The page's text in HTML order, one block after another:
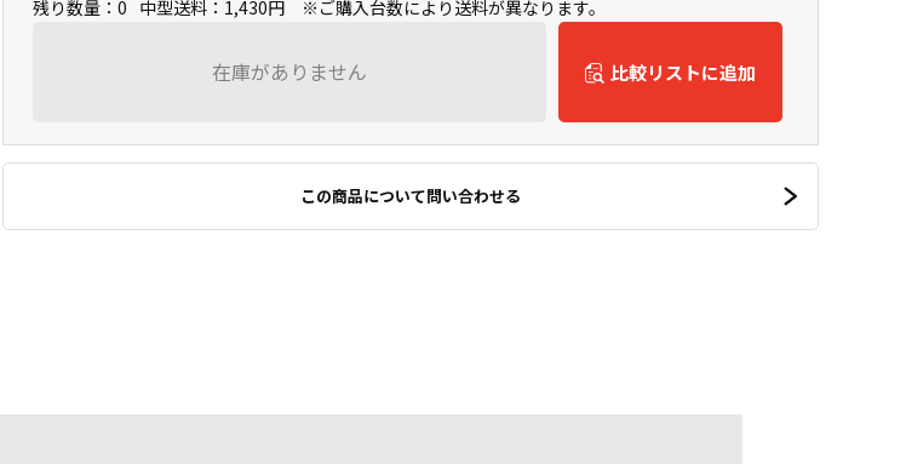
残り数量：0 中型送料：1,430円 ※ご購入台数により送料が異なります。
在庫がありません 比較リストに追加
この商品について問い合わせる